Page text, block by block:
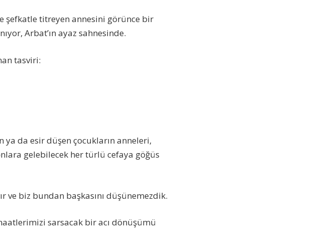
şefkatle titreyen annesini görünce bir
Arbat’ın ayaz sahnesinde.
tasviri:
da esir düşen çocukların anneleri,
gelebilecek her türlü cefaya göğüs
biz bundan başkasını düşünemezdik.
sarsacak bir acı dönüşümü